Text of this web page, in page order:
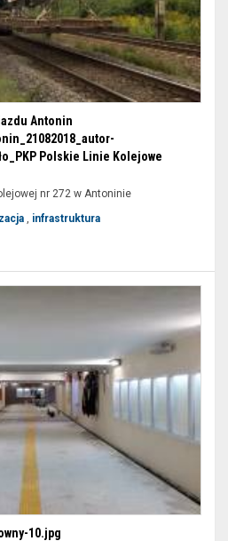
Antonin
Polskie Linie Kolejowe
nr 272 w Antoninie
infrastruktura
10.jpg